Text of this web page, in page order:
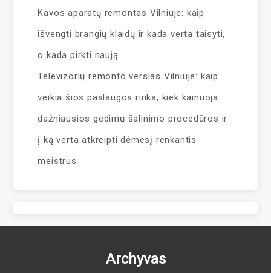
Kavos aparatų remontas Vilniuje: kaip
išvengti brangių klaidų ir kada verta taisyti,
o kada pirkti naują
Televizorių remonto verslas Vilniuje: kaip
veikia šios paslaugos rinka, kiek kainuoja
dažniausios gedimų šalinimo procedūros ir
į ką verta atkreipti dėmesį renkantis
meistrus
Archyvas